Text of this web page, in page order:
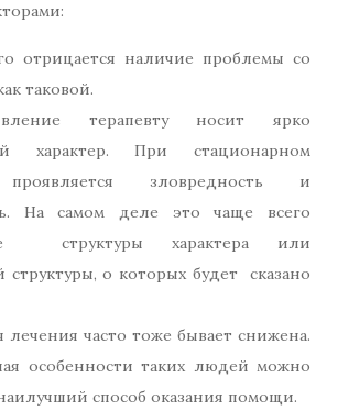
отрицается наличие проблемы со
таковой.
терапевту носит ярко
характер. При стационарном
зловредность и
На самом деле это чаще всего
структуры характера или
структуры, о которых будет сказано
лечения часто тоже бывает снижена.
особенности таких людей можно
способ оказания помощи.